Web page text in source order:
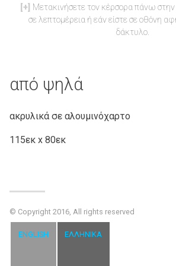
Μετακινήσετε τον κέρσορα πάνω στην
σε λεπτομέρεια ή εάν είστε σε οθόνη
δάκτυλο.
από ψηλά
ακρυλικά σε αλουμινόχαρτο
115εκ x 80εκ
© Copyright 2016, All rights reserved
ENGLISH ΕΛΛΗΝΙΚΆ